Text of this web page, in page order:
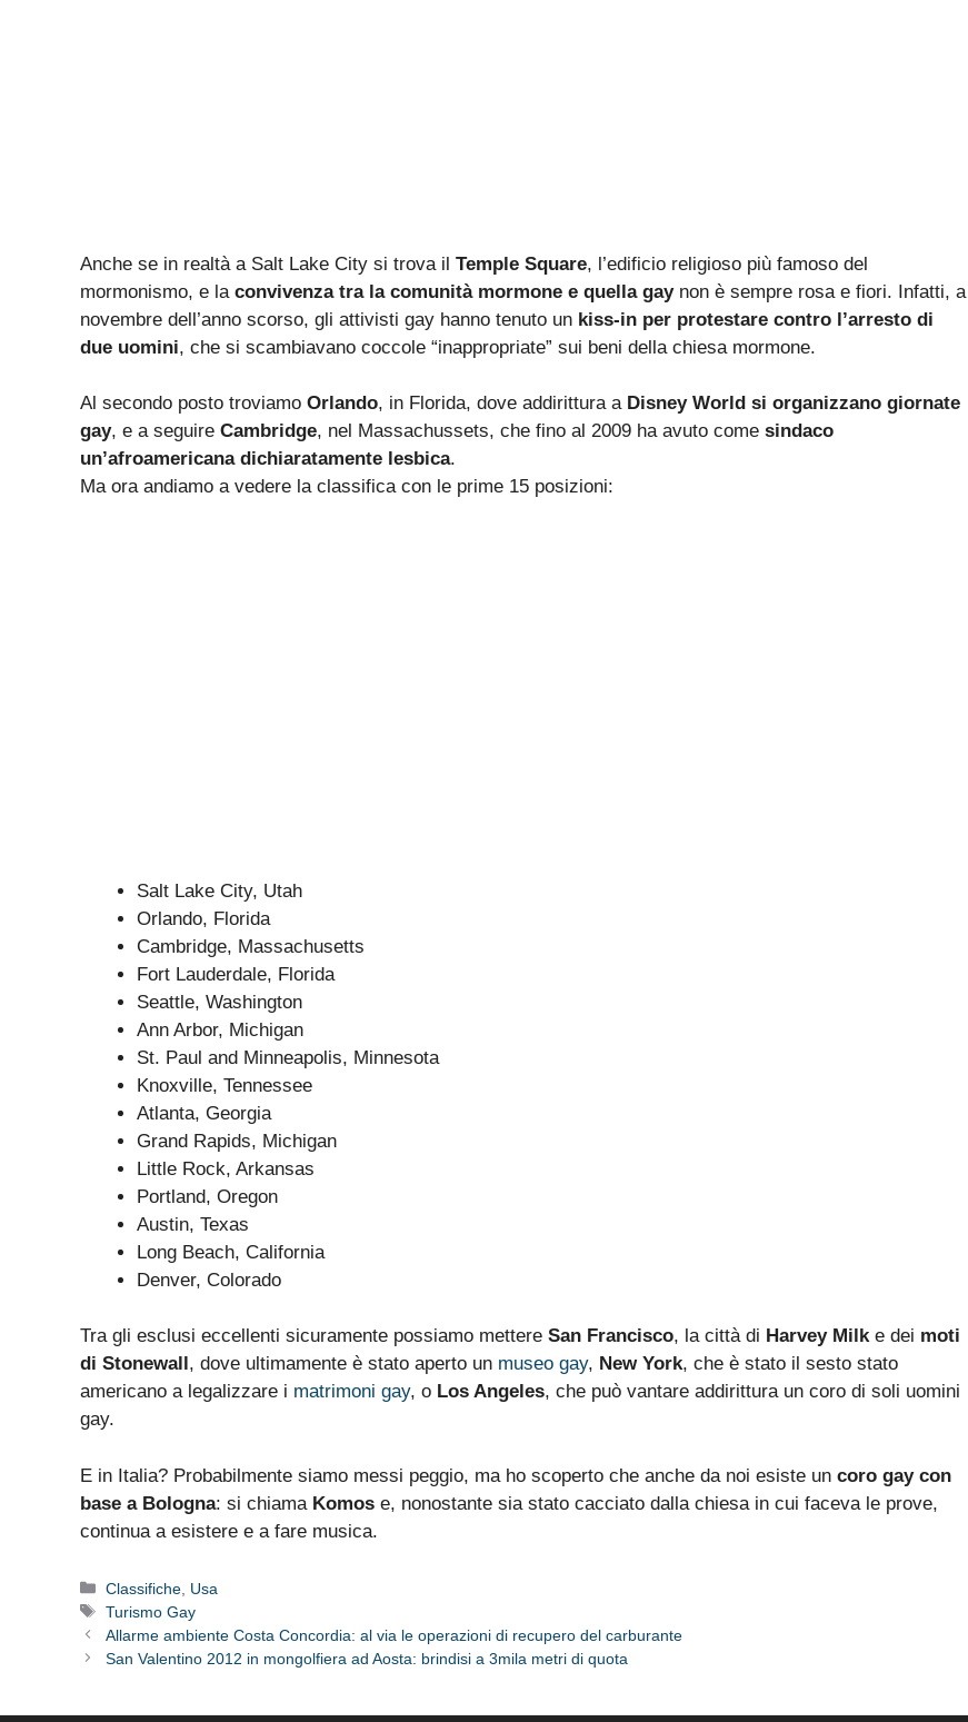
Anche se in realtà a Salt Lake City si trova il Temple Square, l’edificio religioso più famoso del
mormonismo, e la convivenza tra la comunità mormone e quella gaynon è sempre rosa e fiori. Infatti, a
novembre dell’anno scorso, gli attivisti gay hanno tenuto un kiss-in per protestare contro l’arresto di
due uomini, che si scambiavano coccole “inappropriate” sui beni della chiesa mormone.
Al secondo posto troviamo Orlando, in Florida, dove addirittura a Disney World si organizzano giornate
gay, e a seguire Cambridge, nel Massachussets, che fino al 2009 ha avuto come sindaco
un’afroamericana dichiaratamente lesbica.
Ma ora andiamo a vedere la classifica con le prime 15 posizioni:
Salt Lake City, Utah
Orlando, Florida
Cambridge, Massachusetts
Fort Lauderdale, Florida
Seattle, Washington
Ann Arbor, Michigan
St. Paul and Minneapolis, Minnesota
Knoxville, Tennessee
Atlanta, Georgia
Grand Rapids, Michigan
Little Rock, Arkansas
Portland, Oregon
Austin, Texas
Long Beach, California
Denver, Colorado
Tra gli esclusi eccellenti sicuramente possiamo mettere San Francisco, la città di Harvey Milke dei moti
di Stonewall , dove ultimamente è stato aperto un museo gay, New York, che è stato il sesto stato
americano a legalizzare i matrimoni gay, o Los Angeles, che può vantare addirittura un coro di soli uomini
gay.
E in Italia? Probabilmente siamo messi peggio, ma ho scoperto che anche da noi esiste un coro gay con
base a Bologna: si chiama Komos e, nonostante sia stato cacciato dalla chiesa in cui faceva le prove,
continua a esistere e a fare musica.
Categorie
Classifiche Usa
Tag
Turismo Gay
Allarme ambiente Costa Concordia: al via le operazioni di recupero del carburante
San Valentino 2012 in mongolfiera ad Aosta: brindisi a 3mila metri di quota